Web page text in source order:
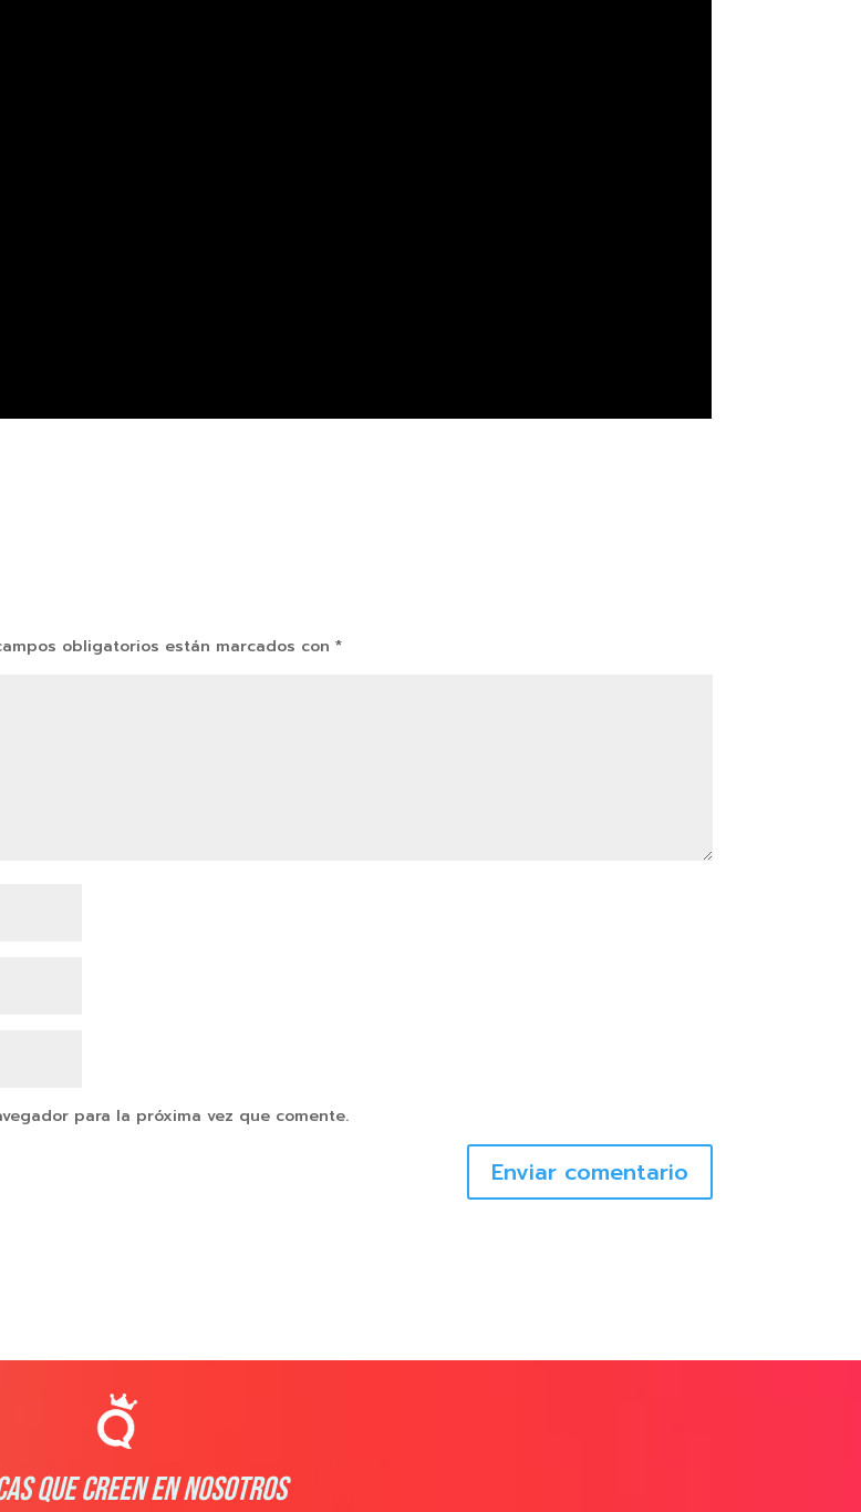
obligatorios están marcados con*
para la próxima vez que comente.
Enviar comentario
QUE CREEN EN NOSOTROS